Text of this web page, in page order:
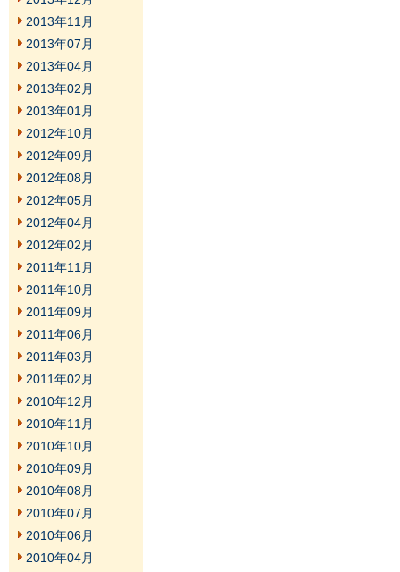
2013年11月
2013年07月
2013年04月
2013年02月
2013年01月
2012年10月
2012年09月
2012年08月
2012年05月
2012年04月
2012年02月
2011年11月
2011年10月
2011年09月
2011年06月
2011年03月
2011年02月
2010年12月
2010年11月
2010年10月
2010年09月
2010年08月
2010年07月
2010年06月
2010年04月